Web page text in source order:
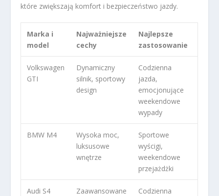
które zwiększają komfort i bezpieczeństwo jazdy.
Marka i
model
Najważniejsze
cechy
Najlepsze
zastosowanie
Volkswagen
GTI
Dynamiczny
silnik, sportowy
design
Codzienna
jazda,
emocjonujące
weekendowe
wypady
BMW M4
Wysoka moc,
luksusowe
wnętrze
Sportowe
wyścigi,
weekendowe
przejażdżki
Audi S4
Zaawansowane
Codzienna